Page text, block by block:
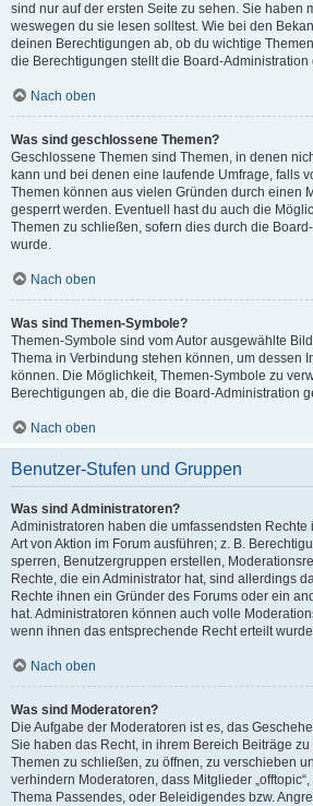
sind nur auf der ersten Seite zu sehen. Sie haben
weswegen du sie lesen solltest. Wie bei den
deinen Berechtigungen ab, ob du wichtige
die Berechtigungen stellt die Board-Administration
Nach oben
Was sind geschlossene Themen?
Geschlossene Themen sind Themen, in denen
kann und bei denen eine laufende Umfrage, falls
Themen können aus vielen Gründen durch einen
gesperrt werden. Eventuell hast du auch die
Themen zu schließen, sofern dies durch die
wurde.
Nach oben
Was sind Themen-Symbole?
Themen-Symbole sind vom Autor ausgewählte
Thema in Verbindung stehen können, um dessen
können. Die Möglichkeit, Themen-Symbole zu
Berechtigungen ab, die die Board-Administration
Nach oben
Benutzer-Stufen und Gruppen
Was sind Administratoren?
Administratoren haben die umfassendsten Rechte
Art von Aktion im Forum ausführen; z. B.
sperren, Benutzergruppen erstellen,
Rechte, die ein Administrator hat, sind allerdings
Rechte ihnen ein Gründer des Forums oder ein
hat. Administratoren können auch volle
wenn ihnen das entsprechende Recht erteilt
Nach oben
Was sind Moderatoren?
Die Aufgabe der Moderatoren ist es, das
Sie haben das Recht, in ihrem Bereich Beiträge
Themen zu schließen, zu öffnen, zu verschieben
verhindern Moderatoren, dass Mitglieder
Thema Passendes, oder Beleidigendes bzw.